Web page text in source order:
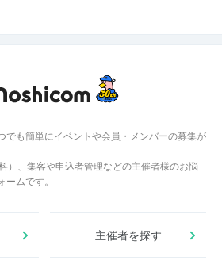
でも簡単にイベントや会員・メンバーの募集が
）、集客や申込者管理などの主催者様のお悩
ムです。
主催者を探す